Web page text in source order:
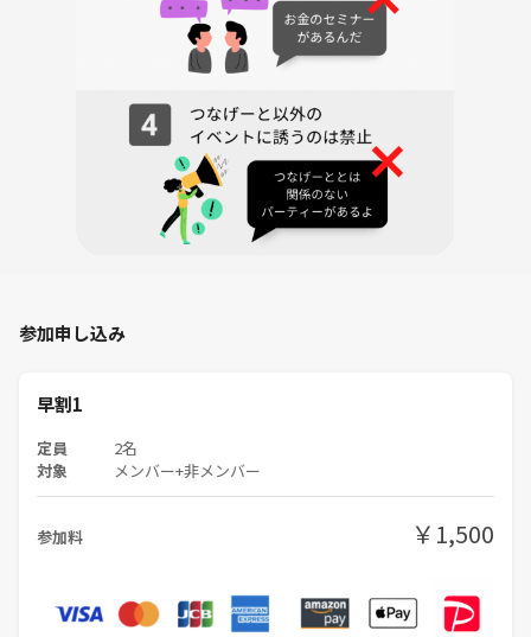
参加申し込み
早割1
定員 2名
対象 メンバー+非メンバー
参加料 ￥1,500